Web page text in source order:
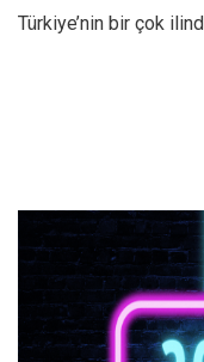
Türkiye’nin bir çok